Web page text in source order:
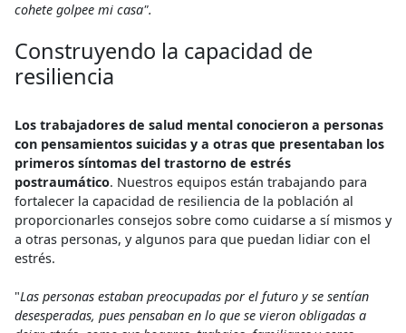
cohete golpee mi casa".
Construyendo la capacidad de
resiliencia
Los trabajadores de salud mental conocieron a personas
con pensamientos suicidas y a otras que presentaban los
primeros síntomas del trastorno de estrés
postraumático. Nuestros equipos están trabajando para
fortalecer la capacidad de resiliencia de la población al
proporcionarles consejos sobre como cuidarse a sí mismos y
a otras personas, y algunos para que puedan lidiar con el
estrés.
"Las personas estaban preocupadas por el futuro y se sentían
desesperadas, pues pensaban en lo que se vieron obligadas a